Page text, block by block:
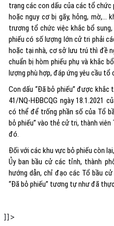
trạng các con dấu của các tổ
hoặc nguy cơ bị gãy, hỏng, mờ,...
trương tổ chức việc khắc bổ
phiếu có số lượng lớn cử tri phải
hoặc tại nhà, cơ sở lưu trú thì đề
chuẩn bị hòm phiếu phụ và khắc
lượng phù hợp, đáp ứng yêu cầu tổ
Con dấu “Đã bỏ phiếu” được
41/NQ-HĐBCQG ngày 18.1.2021
có thể để trống phần số của Tổ
bỏ phiếu” vào thẻ cử tri, thành
đó.
Đối với các khu vực bỏ phiếu còn
Ủy ban bầu cử các tỉnh, thành
hướng dẫn, chỉ đạo các Tổ bầu
“Đã bỏ phiếu” tương tự như đã
]]>